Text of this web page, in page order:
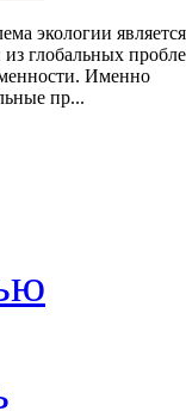
экологии является
из глобальных
Именно
пр...